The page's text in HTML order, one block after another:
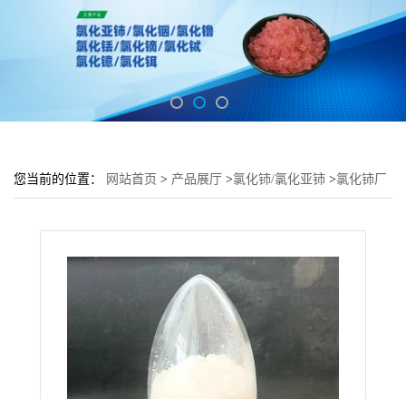
您当前的位置： 网站首页 > 产品展厅 >氯化铈/氯化亚铈 >氯化铈厂